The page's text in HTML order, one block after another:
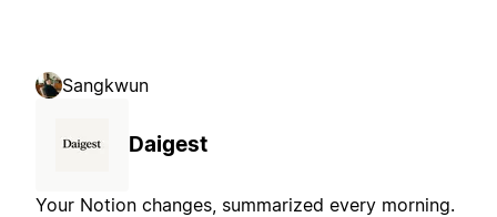
Sangkwun
Daigest
Your Notion changes, summarized every morning.